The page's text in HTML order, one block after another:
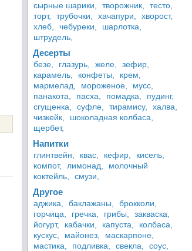
сырные шарики,
творожник,
тесто,
торт,
трубочки, хачапури,
хворост,
хлеб,
чебуреки,
шарлотка,
штрудель,
Десерты
безе, глазурь, желе,
зефир,
карамель,
конфеты,
крем,
мармелад,
мороженое,
мусс,
панакота,
пасха, помадка,
пудинг,
сгущенка,
суфле, тирамису,
халва,
чизкейк,
шоколадная колбаса,
щербет,
Напитки
глинтвейн, квас, кефир,
кисель,
компот,
лимонад,
молочный
коктейль,
смузи,
Другое
аджика, баклажаны,
брокколи,
горчица,
гречка, грибы,
закваска,
йогурт,
кабачки, капуста,
колбаса,
кускус,
майонез,
маскарпоне,
мастика,
подливка, свекла,
соус,